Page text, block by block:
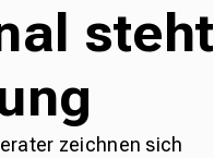
steht
zeichnen sich